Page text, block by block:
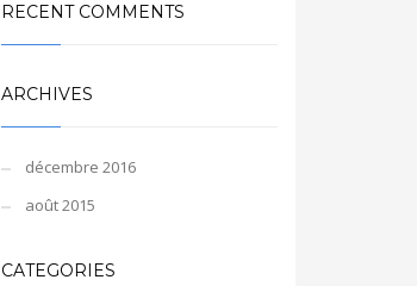
RECENT COMMENTS
ARCHIVES
décembre 2016
août 2015
CATEGORIES